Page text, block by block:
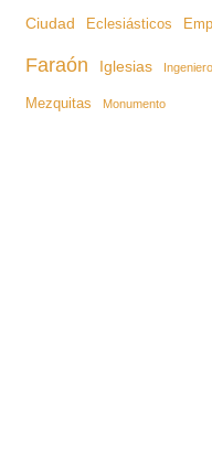
Ciudad Eclesiásticos
Faraón Iglesias
Mezquitas Monumento